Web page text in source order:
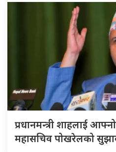
प्रधानमन्त्री शाहलाई
महासचिव पोखरेलको